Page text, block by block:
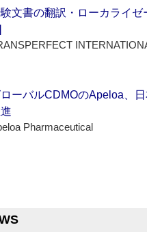
文書の翻訳・ローカライ
ーバルCDMOのApeloa、
Pharmaceutical